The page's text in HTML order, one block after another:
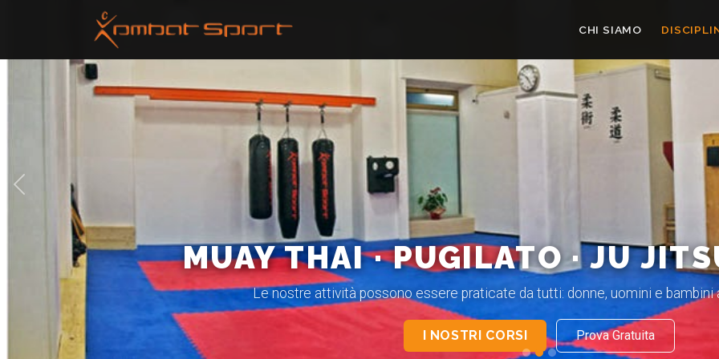
CHI SIAMO
Precedente
MUAY THAI · PUGILATO · JU
Le nostre attività possono essere praticate da tutti: donne, uomini e bambini
I NOSTRI CORSI Prova Gratuita